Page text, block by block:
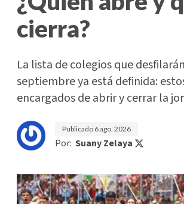
cierra?
La lista de colegios que
septiembre ya está definida:
encargados de abrir y cerrar la
Publicado 6 ago. 2026
Por: Suany Zelaya